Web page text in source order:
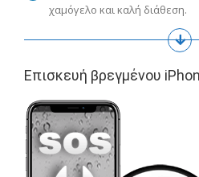
χαμόγελο και καλή διάθεση.
Eπισκευή βρεγμένου